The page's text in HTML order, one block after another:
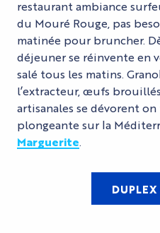
restaurant ambiance
du Mouré Rouge, pas
matinée pour bruncher.
déjeuner se réinvente en
salé tous les matins.
l’extracteur, œufs
artisanales se dévorent
plongeante sur la
Marguerite.
DUPLEX